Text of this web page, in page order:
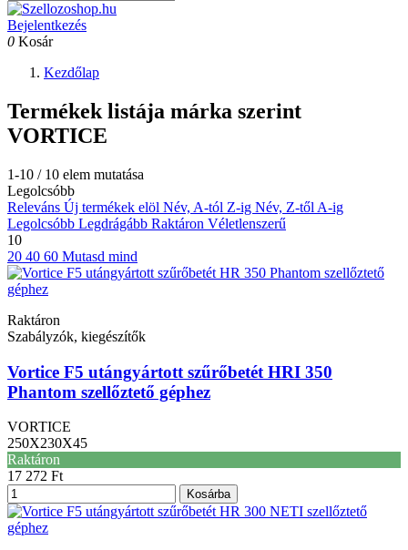
Bejelentkezés
0 Kosár
Kezdőlap
Termékek listája márka szerint
VORTICE
1-10 / 10 elem mutatása
Legolcsóbb
Releváns Új termékek elöl Név, A-tól Z-ig Név, Z-től A-ig
Legolcsóbb Legdrágább Raktáron Véletlenszerű
10
20 40 60 Mutasd mind
Raktáron
Szabályzók, kiegészítők
Vortice F5 utángyártott szűrőbetét HRI 350
Phantom szellőztető géphez
VORTICE
250X230X45
Raktáron
17 272 Ft
Kosárba